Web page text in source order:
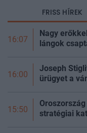
FRISS HÍREK
16:07
Nagy
lángok
16:00
Joseph
ürügyet a
15:50
stratégiai